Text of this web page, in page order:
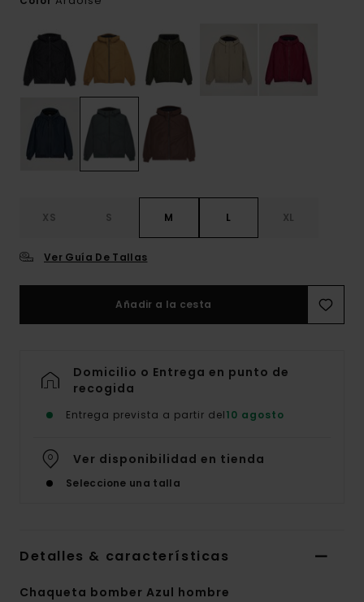
XS S M L XL
Ver Guía De Tallas
Añadir a la cesta
Domicilio o Entrega en punto de
recogida
Entrega prevista a partir del10 agosto
Ver disponibilidad en tienda
Seleccione una talla
Detalles & características
Chaqueta bomber Azul hombre